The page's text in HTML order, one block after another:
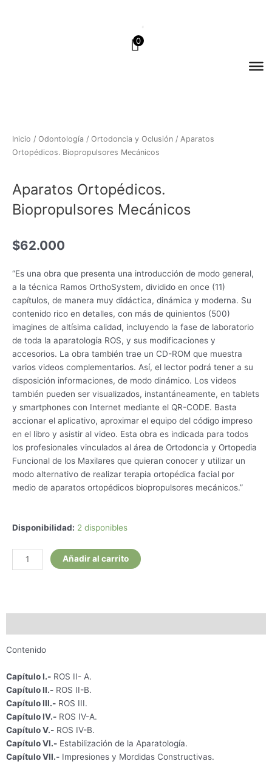
0
Inicio / Odontología / Ortodoncia y Oclusión / Aparatos
Ortopédicos. Biopropulsores Mecánicos
Aparatos Ortopédicos.
Biopropulsores Mecánicos
$62.000
“Es una obra que presenta una introducción de modo general,
a la técnica Ramos OrthoSystem, dividido en once (11)
capítulos, de manera muy didáctica, dinámica y moderna. Su
contenido rico en detalles, con más de quinientos (500)
imagines de altísima calidad, incluyendo la fase de laboratorio
de toda la aparatología ROS, y sus modificaciones y
accesorios. La obra también trae un CD-ROM que muestra
varios videos complementarios. Así, el lector podrá tener a su
disposición informaciones, de modo dinámico. Los videos
también pueden ser visualizados, instantáneamente, en tablets
y smartphones con Internet mediante el QR-CODE. Basta
accionar el aplicativo, aproximar el equipo del código impreso
en el libro y asistir al video. Esta obra es indicada para todos
los profesionales vinculados al área de Ortodoncia y Ortopedia
Funcional de los Maxilares que quieran conocer y utilizar un
modo alternativo de realizar terapia ortopédica facial por
medio de aparatos ortopédicos biopropulsores mecánicos.”
Disponibilidad: 2 disponibles
Aparatos
Biopropulsores
Mecánicos
Añadir al carrito
Contenido
Capítulo I.- ROS II- A.
Capítulo II.- ROS II-B.
Capítulo III.- ROS III.
Capítulo IV.- ROS IV-A.
Capítulo V.- ROS IV-B.
Capítulo VI.- Estabilización de la Aparatología.
Capítulo VII.- Impresiones y Mordidas Constructivas.